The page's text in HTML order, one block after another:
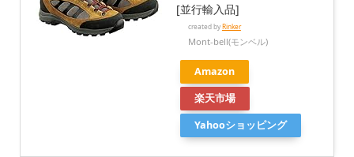
[並行輸入品]
created byRinker
Mont-bell(モンベル)
Amazon
楽天市場
Yahooショッピング